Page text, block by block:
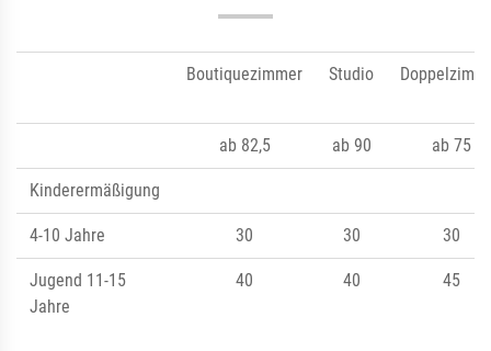
Boutiquezimmer Studio
ab 82,5 ab 90 ab 75
Kinderermäßigung
4-10 Jahre 30 30 30
Jugend 11-15
Jahre
40 40 45